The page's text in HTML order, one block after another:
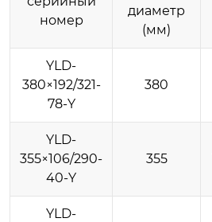
номер
диаметр
(мм)
YLD-
380×192/321-
78-Y
380
YLD-
355×106/290-
40-Y
355
YLD-